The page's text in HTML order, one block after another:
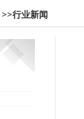
>>行业新闻